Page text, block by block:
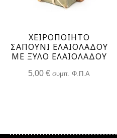
ΧΕΙΡΟΠΟΙΗΤΟ
ΣΑΠΟΥΝΙ ΕΛΑΙΟΛΑΔΟΥ
ΜΕ ΞΥΛΟ ΕΛΑΙΟΛΑΔΟΥ
5,00€ συμπ. Φ.Π.Α